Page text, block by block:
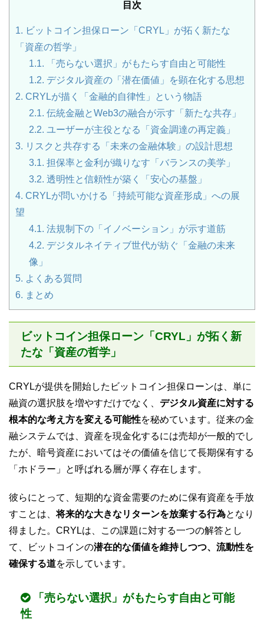
目次
1. ビットコイン担保ローン「CRYL」が拓く新たな
「資産の哲学」
1.1. 「売らない選択」がもたらす自由と可能性
1.2. デジタル資産の「潜在価値」を顕在化する思想
2. CRYLが描く「金融的自律性」という物語
2.1. 伝統金融とWeb3の融合が示す「新たな共存」
2.2. ユーザーが主役となる「資金調達の再定義」
3. リスクと共存する「未来の金融体験」の設計思想
3.1. 担保率と金利が織りなす「バランスの美学」
3.2. 透明性と信頼性が築く「安心の基盤」
4. CRYLが問いかける「持続可能な資産形成」への展
望
4.1. 法規制下の「イノベーション」が示す道筋
4.2. デジタルネイティブ世代が紡ぐ「金融の未来
像」
5. よくある質問
6. まとめ
ビットコイン担保ローン「CRYL」が拓く新
たな「資産の哲学」
CRYLが提供を開始したビットコイン担保ローンは、単に
融資の選択肢を増やすだけでなく、 デジタル資産に対する
根本的な考え方を変える可能性を秘めています。従来の金
融システムでは、資産を現金化するには売却が一般的でし
たが、暗号資産においてはその価値を信じて長期保有する
「ホドラー」と呼ばれる層が厚く存在します。
彼らにとって、短期的な資金需要のために保有資産を手放
すことは、将来的な大きなリターンを放棄する行為となり
得ました。CRYLは、この課題に対する一つの解答とし
て、ビットコインの潜在的な価値を維持しつつ、流動性を
確保する道を示しています。
「売らない選択」がもたらす自由と可能
性